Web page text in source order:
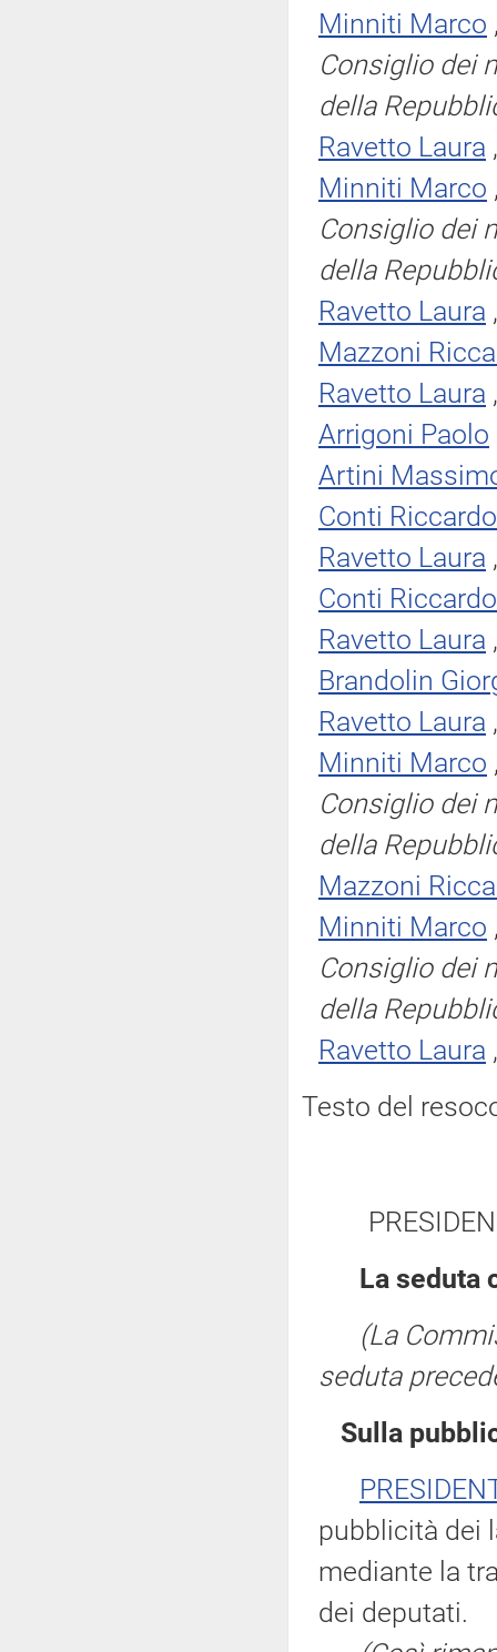
Minniti Marco
Consiglio dei
della
Ravetto Laura
Minniti Marco
Consiglio dei
della
Ravetto Laura
Mazzoni
Ravetto Laura
Arrigoni Paolo
Artini
Conti Riccardo
Ravetto Laura
Conti Riccardo
Ravetto Laura
Brandolin
Ravetto Laura
Minniti Marco
Consiglio dei
della
Mazzoni
Minniti Marco
Consiglio dei
della
Ravetto Laura
Testo del
La seduta
(La
seduta
Sulla
pubblicità dei
mediante la
dei deputati.